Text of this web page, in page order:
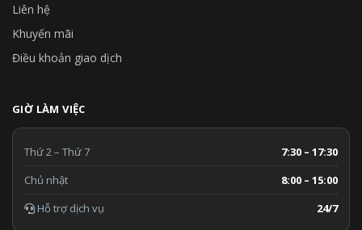
tùy chỉnh hệ thống để tối hưu vận hành trong nhiều tình huống.
Vận hành êm ái
ECO hạn chế gây xao nhãng cho môi trường làm việc của doanh
nghiệp bạn. Thiết kế nhỏ gọn, không cồng kềnh giúp cho âm
thanh giảm chỉ còn 5 decibel.
Liên hệ
Khuyến mãi
Điều khoản giao dịch
GIỜ LÀM VIỆC
Thứ 2 – Thứ 7
7:30 – 17:30
Chủ nhật
8:00 – 15:00
Hỗ trợ dịch vụ
24/7